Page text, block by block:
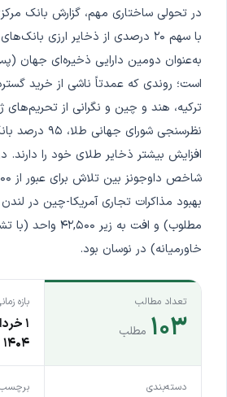
در تحولی ساختاری مهم، گزارش بانک
با سهم ۲۰ درصدی از ذخایر ارزی
به‌عنوان دومین دارایی ذخیره‌ای جهان
است؛ روندی که عمدتاً ناشی از خرید
ترکیه، هند و چین و نگرانی از تحریم‌های
نظرسنجی شورای
افزایش بیشتر ذخایر طلای خود را دارند. در
بهبود مذاکرات تجاری آمریکا-چین در
مطلوب) و افت به زیر
خاورمیانه) در نوسان بود.
تعداد مطالب
۱۰۳ مطلب
بازه
۱ خرداد ۱۴۰۴
۱۴۰۴
دسته‌بندی